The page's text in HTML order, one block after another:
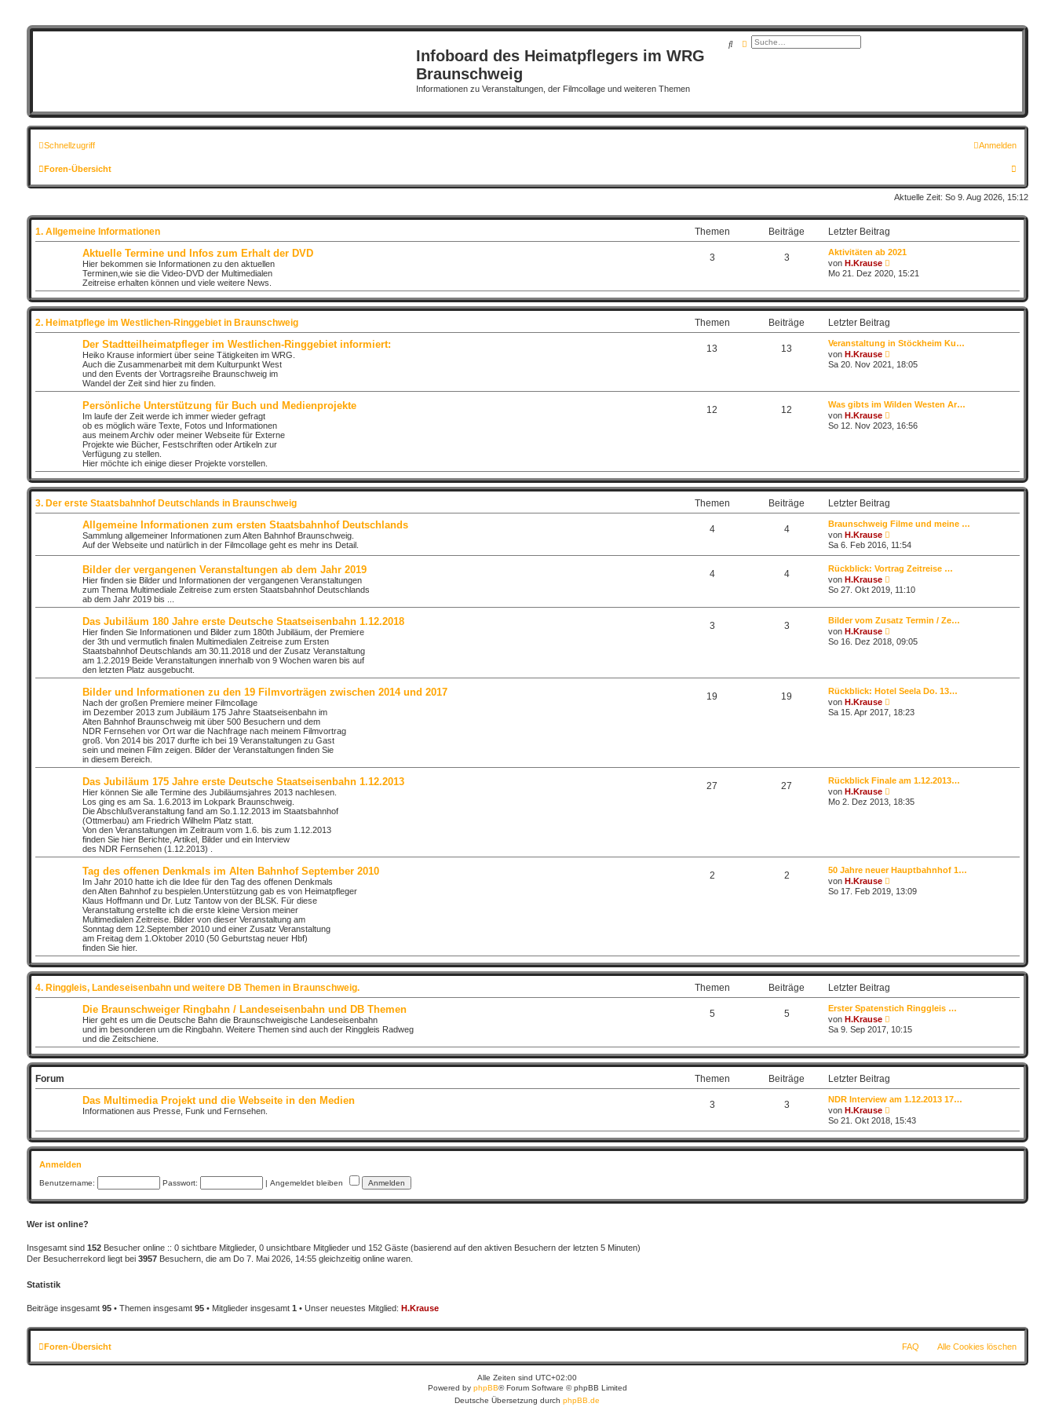
Infoboard des Heimatpflegers im WRG
Braunschweig
Informationen zu Veranstaltungen, der Filmcollage und weiteren Themen
SucheErweiterte Suche
Schnellzugriff Anmelden
Foren-Übersicht
u
e
Aktuelle Zeit: So 9. Aug 2026, 15:12
1. Allgemeine Informationen Themen Beiträge Letzter Beitrag
Aktuelle Termine und Infos zum Erhalt der DVD
Hier bekommen sie Informationen zu den aktuellen
Terminen,wie sie die Video-DVD der Multimedialen
Zeitreise erhalten können und viele weitere News.
3 3
Aktivitäten ab 2021
vonH.Krause
e
u
e
s
t
B
e
t
g
Mo 21. Dez 2020, 15:21
2. Heimatpflege im Westlichen-Ringgebiet in Braunschweig Themen Beiträge Letzter Beitrag
Der Stadtteilheimatpfleger im Westlichen-Ringgebiet informiert:
Heiko Krause informiert über seine Tätigkeiten im WRG.
Auch die Zusammenarbeit mit dem Kulturpunkt West
und den Events der Vortragsreihe Braunschweig im
Wandel der Zeit sind hier zu finden.
13 13
Veranstaltung in Stöckheim Ku…
vonH.Krause
e
u
s
e
B
a
g
Sa 20. Nov 2021, 18:05
Persönliche Unterstützung für Buch und Medienprojekte
Im laufe der Zeit werde ich immer wieder gefragt
ob es möglich wäre Texte, Fotos und Informationen
aus meinem Archiv oder meiner Webseite für Externe
Projekte wie Bücher, Festschriften oder Artikeln zur
Verfügung zu stellen.
Hier möchte ich einige dieser Projekte vorstellen.
12 12
Was gibts im Wilden Westen Ar…
vonH.Krause
e
u
e
r
B
t
r
g
So 12. Nov 2023, 16:56
3. Der erste Staatsbahnhof Deutschlands in Braunschweig Themen Beiträge Letzter Beitrag
Allgemeine Informationen zum ersten Staatsbahnhof Deutschlands
Sammlung allgemeiner Informationen zum Alten Bahnhof Braunschweig.
Auf der Webseite und natürlich in der Filmcollage geht es mehr ins Detail.
4 4
Braunschweig Filme und meine …
vonH.Krause
e
u
s
e
B
e
i
r
Sa 6. Feb 2016, 11:54
Bilder der vergangenen Veranstaltungen ab dem Jahr 2019
Hier finden sie Bilder und Informationen der vergangenen Veranstaltungen
zum Thema Multimediale Zeitreise zum ersten Staatsbahnhof Deutschlands
ab dem Jahr 2019 bis ...
4 4
Rückblick: Vortrag Zeitreise …
vonH.Krause
e
u
e
t
r
t
r
g
So 27. Okt 2019, 11:10
Das Jubiläum 180 Jahre erste Deutsche Staatseisenbahn 1.12.2018
Hier finden Sie Informationen und Bilder zum 180th Jubiläum, der Premiere
der 3th und vermutlich finalen Multimedialen Zeitreise zum Ersten
Staatsbahnhof Deutschlands am 30.11.2018 und der Zusatz Veranstaltung
am 1.2.2019 Beide Veranstaltungen innerhalb von 9 Wochen waren bis auf
den letzten Platz ausgebucht.
3 3
Bilder vom Zusatz Termin / Ze…
vonH.Krause
e
u
t
r
e
So 16. Dez 2018, 09:05
Bilder und Informationen zu den 19 Filmvorträgen zwischen 2014 und 2017
Nach der großen Premiere meiner Filmcollage
im Dezember 2013 zum Jubiläum 175 Jahre Staatseisenbahn im
Alten Bahnhof Braunschweig mit über 500 Besuchern und dem
NDR Fernsehen vor Ort war die Nachfrage nach meinem Filmvortrag
groß. Von 2014 bis 2017 durfte ich bei 19 Veranstaltungen zu Gast
sein und meinen Film zeigen. Bilder der Veranstaltungen finden Sie
in diesem Bereich.
19 19
Rückblick: Hotel Seela Do. 13…
vonH.Krause
e
u
r
e
t
Sa 15. Apr 2017, 18:23
Das Jubiläum 175 Jahre erste Deutsche Staatseisenbahn 1.12.2013
Hier können Sie alle Termine des Jubiläumsjahres 2013 nachlesen.
Los ging es am Sa. 1.6.2013 im Lokpark Braunschweig.
Die Abschlußveranstaltung fand am So.1.12.2013 im Staatsbahnhof
(Ottmerbau) am Friedrich Wilhelm Platz statt.
Von den Veranstaltungen im Zeitraum vom 1.6. bis zum 1.12.2013
finden Sie hier Berichte, Artikel, Bilder und ein Interview
des NDR Fernsehen (1.12.2013) .
27 27
Rückblick Finale am 1.12.2013…
vonH.Krause
e
u
r
e
t
Mo 2. Dez 2013, 18:35
Tag des offenen Denkmals im Alten Bahnhof September 2010
Im Jahr 2010 hatte ich die Idee für den Tag des offenen Denkmals
den Alten Bahnhof zu bespielen.Unterstützung gab es von Heimatpfleger
Klaus Hoffmann und Dr. Lutz Tantow von der BLSK. Für diese
Veranstaltung erstellte ich die erste kleine Version meiner
Multimedialen Zeitreise. Bilder von dieser Veranstaltung am
Sonntag dem 12.September 2010 und einer Zusatz Veranstaltung
am Freitag dem 1.Oktober 2010 (50 Geburtstag neuer Hbf)
finden Sie hier.
2 2
50 Jahre neuer Hauptbahnhof 1…
vonH.Krause
e
u
B
e
i
a
g
So 17. Feb 2019, 13:09
4. Ringgleis, Landeseisenbahn und weitere DB Themen in Braunschweig. Themen Beiträge Letzter Beitrag
Die Braunschweiger Ringbahn / Landeseisenbahn und DB Themen
Hier geht es um die Deutsche Bahn die Braunschweigische Landeseisenbahn
und im besonderen um die Ringbahn. Weitere Themen sind auch der Ringgleis Radweg
und die Zeitschiene.
5 5
Erster Spatenstich Ringgleis …
vonH.Krause
e
u
e
s
t
B
e
t
r
a
g
Sa 9. Sep 2017, 10:15
Forum Themen Beiträge Letzter Beitrag
Das Multimedia Projekt und die Webseite in den Medien
Informationen aus Presse, Funk und Fernsehen.
3 3
NDR Interview am 1.12.2013 17…
vonH.Krause
e
u
e
s
i
So 21. Okt 2018, 15:43
Anmelden
Benutzername: Passwort: | Angemeldet bleiben
Wer ist online?
Insgesamt sind 152Besucher online :: 0 sichtbare Mitglieder, 0 unsichtbare Mitglieder und 152 Gäste (basierend auf den aktiven Besuchern der letzten 5 Minuten)
Der Besucherrekord liegt bei 3957Besuchern, die am Do 7. Mai 2026, 14:55 gleichzeitig online waren.
Statistik
Beiträge insgesamt 95• Themen insgesamt 95• Mitglieder insgesamt 1 • Unser neuestes Mitglied: H.Krause
Foren-Übersicht Alle Cookies löschen
FAQ
Alle Zeiten sindUTC+02:00
Powered by phpBB® Forum Software © phpBB Limited
Deutsche Übersetzung durchphpBB.de